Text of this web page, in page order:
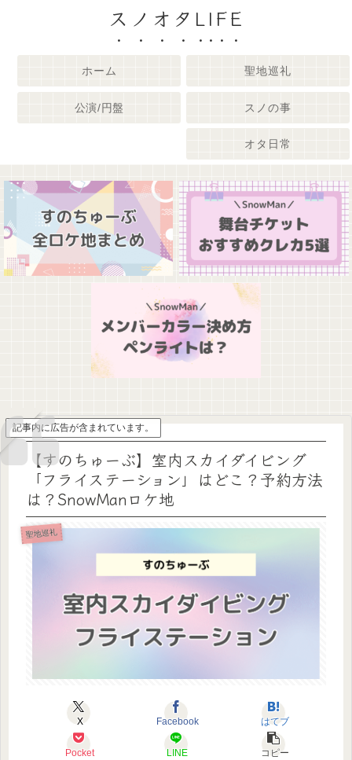
スノオタLIFE
ホーム 聖地巡礼
公演/円盤 スノの事
オタ日常
記事内に広告が含まれています。
【すのちゅーぶ】室内スカイダイビング
「フライステーション」はどこ？予約方法
は？SnowManロケ地
聖地巡礼
X Facebook はてブ
Pocket LINE コピー